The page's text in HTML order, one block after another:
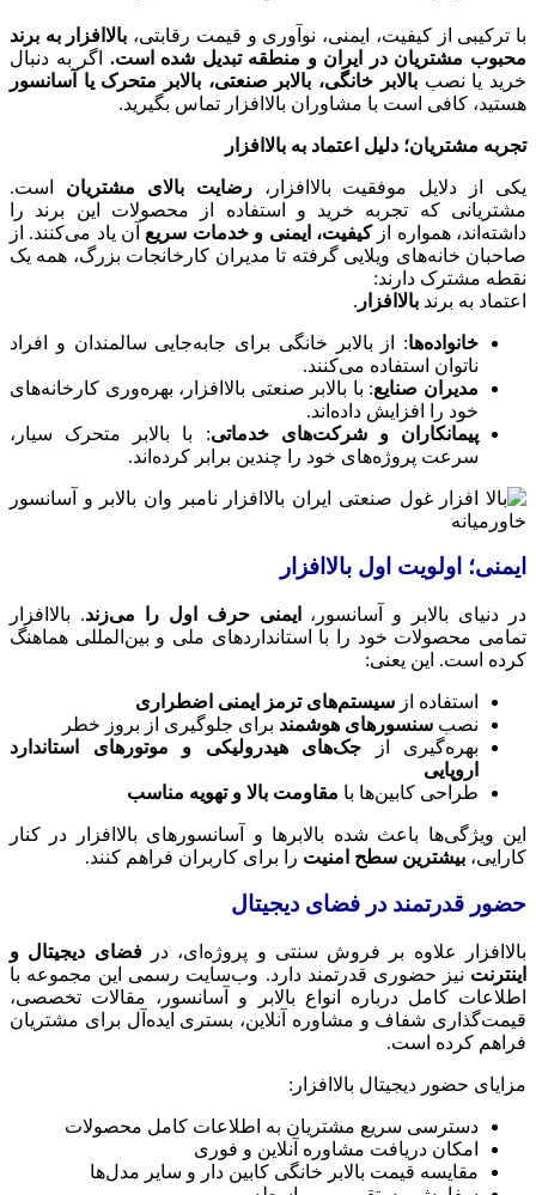
با ترکیبی از کیفیت، ایمنی، نوآوری و قیمت رقابتی، بالاافزار به برند
محبوب مشتریان در ایران و منطقه تبدیل شده است. اگر به دنبال
خرید یا نصببالابر خانگی، بالابر صنعتی، بالابر متحرک یا آسانسور
هستید، کافی است با مشاوران بالاافزار تماس بگیرید.
تجربه مشتریان؛ دلیل اعتماد به بالاافزار
یکی از دلایل موفقیت بالاافزار،رضایت بالای مشتریان است.
مشتریانی که تجربه خرید و استفاده از محصولات این برند را
داشته‌اند، همواره ازکیفیت، ایمنی و خدمات سریع آن یاد می‌کنند. از
صاحبان خانه‌های ویلایی گرفته تا مدیران کارخانجات بزرگ، همه یک
نقطه مشترک دارند:
اعتماد به برند بالاافزار .
خانواده‌ها: از بالابر خانگی برای جابه‌جایی سالمندان و افراد
ناتوان استفاده می‌کنند.
مدیران صنایع: با بالابر صنعتی بالاافزار، بهره‌وری کارخانه‌های
خود را افزایش داده‌اند.
پیمانکاران و شرکت‌های خدماتی: با بالابر متحرک سیار،
سرعت پروژه‌های خود را چندین برابر کرده‌اند.
ایمنی؛ اولویت اول بالاافزار
در دنیای بالابر و آسانسور، ایمنی حرف اول را می‌زند. بالاافزار
تمامی محصولات خود را با استانداردهای ملی و بین‌المللی هماهنگ
کرده است. این یعنی:
استفاده از سیستم‌های ترمز ایمنی اضطراری
نصب سنسورهای هوشمند برای جلوگیری از بروز خطر
بهره‌گیری از جک‌های هیدرولیکی و موتورهای استاندارد
اروپایی
طراحی کابین‌ها با مقاومت بالا و تهویه مناسب
این ویژگی‌ها باعث شده بالابرها و آسانسورهای بالاافزار در کنار
کارایی، بیشترین سطح امنیت را برای کاربران فراهم کنند.
حضور قدرتمند در فضای دیجیتال
بالاافزار علاوه بر فروش سنتی و پروژه‌ای، درفضای دیجیتال و
اینترنت نیز حضوری قدرتمند دارد. وب‌سایت رسمی این مجموعه با
اطلاعات کامل درباره انواع بالابر و آسانسور، مقالات تخصصی،
قیمت‌گذاری شفاف و مشاوره آنلاین، بستری ایده‌آل برای مشتریان
فراهم کرده است.
مزایای حضور دیجیتال بالاافزار:
دسترسی سریع مشتریان به اطلاعات کامل محصولات
امکان دریافت مشاوره آنلاین و فوری
مقایسه قیمت بالابر خانگی کابین دار و سایر مدل‌ها